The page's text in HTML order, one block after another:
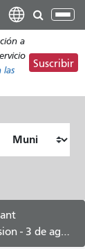
a
las
Suscribir
de 2026